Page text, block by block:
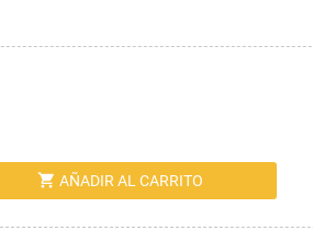
shopping_cart AÑADIR AL CARRITO